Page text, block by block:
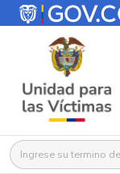
Buscar: